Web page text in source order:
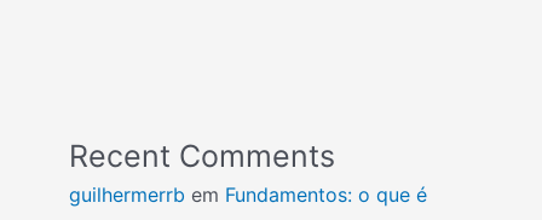
Recent Comments
guilhermerrb em Fundamentos: o que é